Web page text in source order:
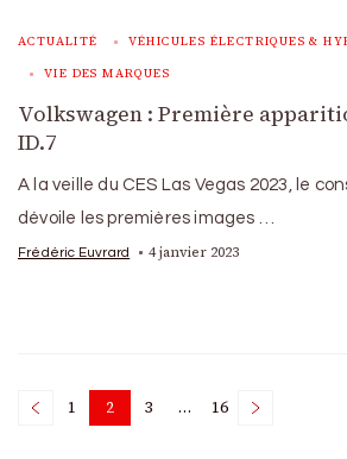
ACTUALITÉ VÉHICULES ÉLECTRIQUES &
VIE DES MARQUES
Volkswagen : Première
ID.7
A la veille du CES Las Vegas 2023, le
dévoile les premières images …
Frédéric Euvrard 4 janvier 2023
Posts
Page
1 Page
2 Page
3 … Page
16